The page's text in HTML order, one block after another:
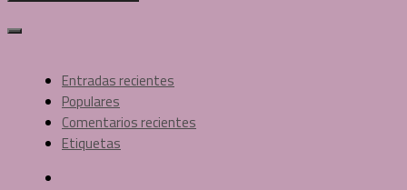
Entradas recientes
Populares
Comentarios recientes
Etiquetas